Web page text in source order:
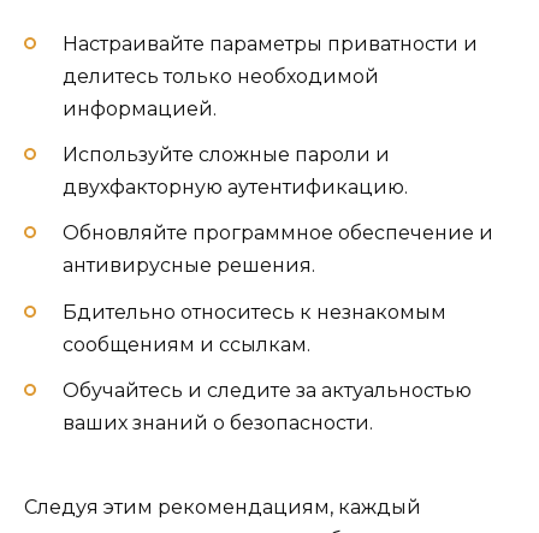
Настраивайте параметры приватности и
делитесь только необходимой
информацией.
Используйте сложные пароли и
двухфакторную аутентификацию.
Обновляйте программное обеспечение и
антивирусные решения.
Бдительно относитесь к незнакомым
сообщениям и ссылкам.
Обучайтесь и следите за актуальностью
ваших знаний о безопасности.
Следуя этим рекомендациям, каждый